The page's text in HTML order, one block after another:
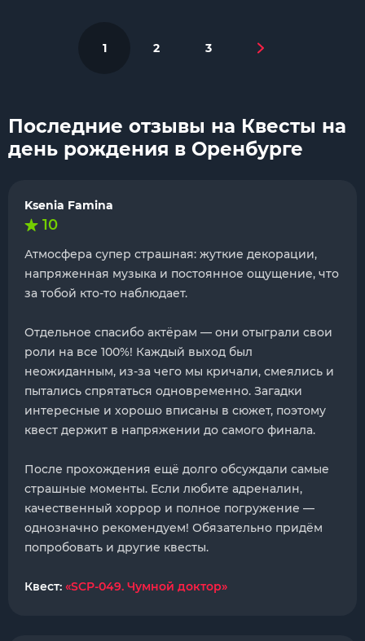
1 2 3
Последние отзывы на Квесты на
день рождения в Оренбурге
Ksenia Famina
10
Атмосфера супер страшная: жуткие декорации,
напряженная музыка и постоянное ощущение, что
за тобой кто-то наблюдает.
Отдельное спасибо актёрам — они отыграли свои
роли на все 100%! Каждый выход был
неожиданным, из-за чего мы кричали, смеялись и
пытались спрятаться одновременно. Загадки
интересные и хорошо вписаны в сюжет, поэтому
квест держит в напряжении до самого финала.
После прохождения ещё долго обсуждали самые
страшные моменты. Если любите адреналин,
качественный хоррор и полное погружение —
однозначно рекомендуем! Обязательно придём
попробовать и другие квесты.
Квест: «SCP-049. Чумной доктор»